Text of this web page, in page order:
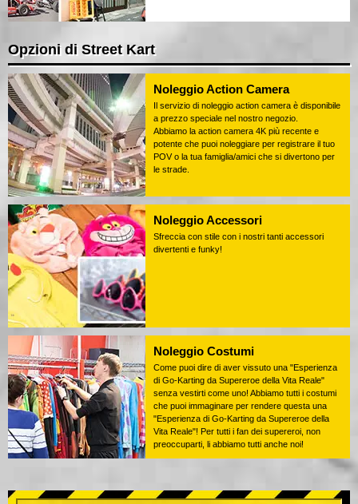
Opzioni di Street Kart
Noleggio Action Camera
Il servizio di noleggio action camera è disponibile
a prezzo speciale nel nostro negozio.
Abbiamo la action camera 4K più recente e
potente che puoi noleggiare per registrare il tuo
POV o la tua famiglia/amici che si divertono per
le strade.
Noleggio Accessori
Sfreccia con stile con i nostri tanti accessori
divertenti e funky!
Noleggio Costumi
Come puoi dire di aver vissuto una "Esperienza
di Go-Karting da Supereroe della Vita Reale"
senza vestirti come uno! Abbiamo tutti i costumi
che puoi immaginare per rendere questa una
"Esperienza di Go-Karting da Supereroe della
Vita Reale"! Per tutti i fan dei supereroi, non
preoccuparti, li abbiamo tutti anche noi!